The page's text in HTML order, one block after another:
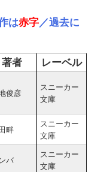
は赤字／過去に
著者 レーベル
俊彦
スニーカー
文庫
畔
スニーカー
文庫
バ
スニーカー
文庫